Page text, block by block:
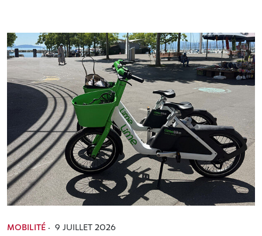
MOBILITÉ · 9 JUILLET 2026